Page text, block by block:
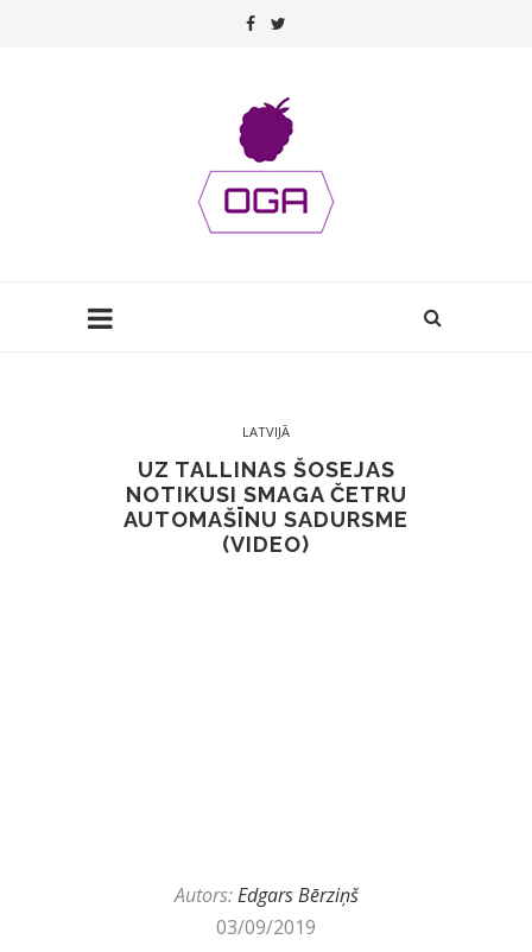
LATVIJĀ
UZ TALLINAS ŠOSEJAS
NOTIKUSI SMAGA ČETRU
AUTOMAŠĪNU SADURSME
(VIDEO)
Autors:Edgars Bērziņš
03/09/2019